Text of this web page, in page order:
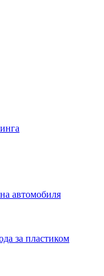
автомобиля
за пластиком